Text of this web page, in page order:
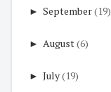
► September(19)
► August(6)
► July(19)